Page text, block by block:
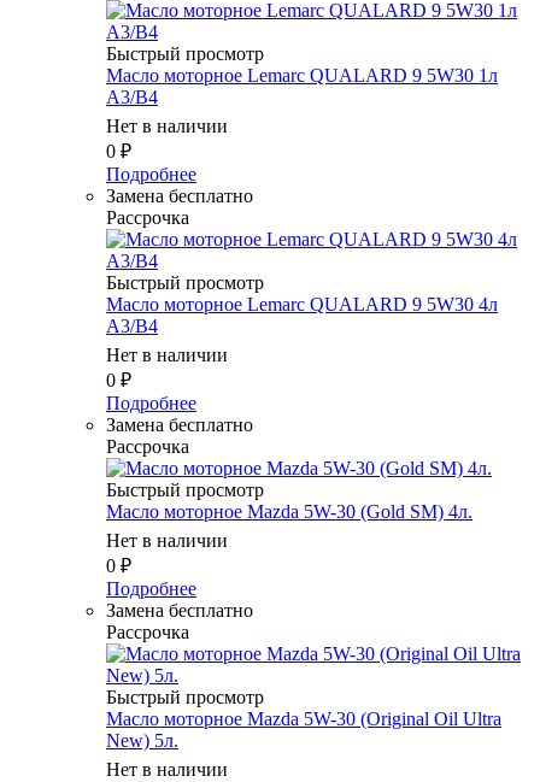
Быстрый просмотр
Масло мотоpное Lemarc QUALARD 9 5W30 1л
A3/B4
Нет в наличии
0 ₽
Подробнее
Замена бесплатно
Рассрочка
Быстрый просмотр
Масло мотоpное Lemarc QUALARD 9 5W30 4л
A3/B4
Нет в наличии
0 ₽
Подробнее
Замена бесплатно
Рассрочка
Быстрый просмотр
Масло мотоpное Mazda 5W-30 (Gold SM) 4л.
Нет в наличии
0 ₽
Подробнее
Замена бесплатно
Рассрочка
Быстрый просмотр
Масло мотоpное Mazda 5W-30 (Original Oil Ultra
New) 5л.
Нет в наличии